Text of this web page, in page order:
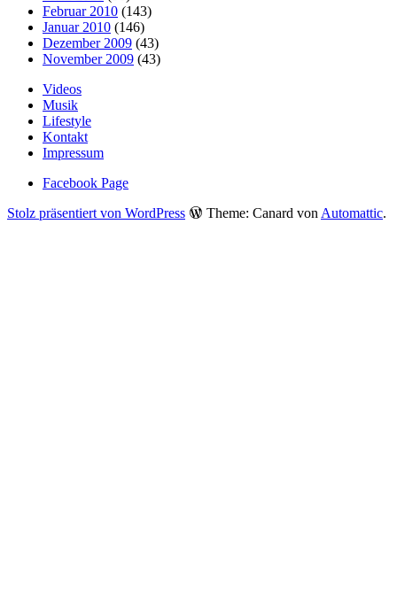
Februar 2010 (143)
Januar 2010 (146)
Dezember 2009 (43)
November 2009 (43)
Videos
Musik
Lifestyle
Kontakt
Impressum
Facebook Page
Stolz präsentiert von WordPress
Theme: Canard von Automattic.